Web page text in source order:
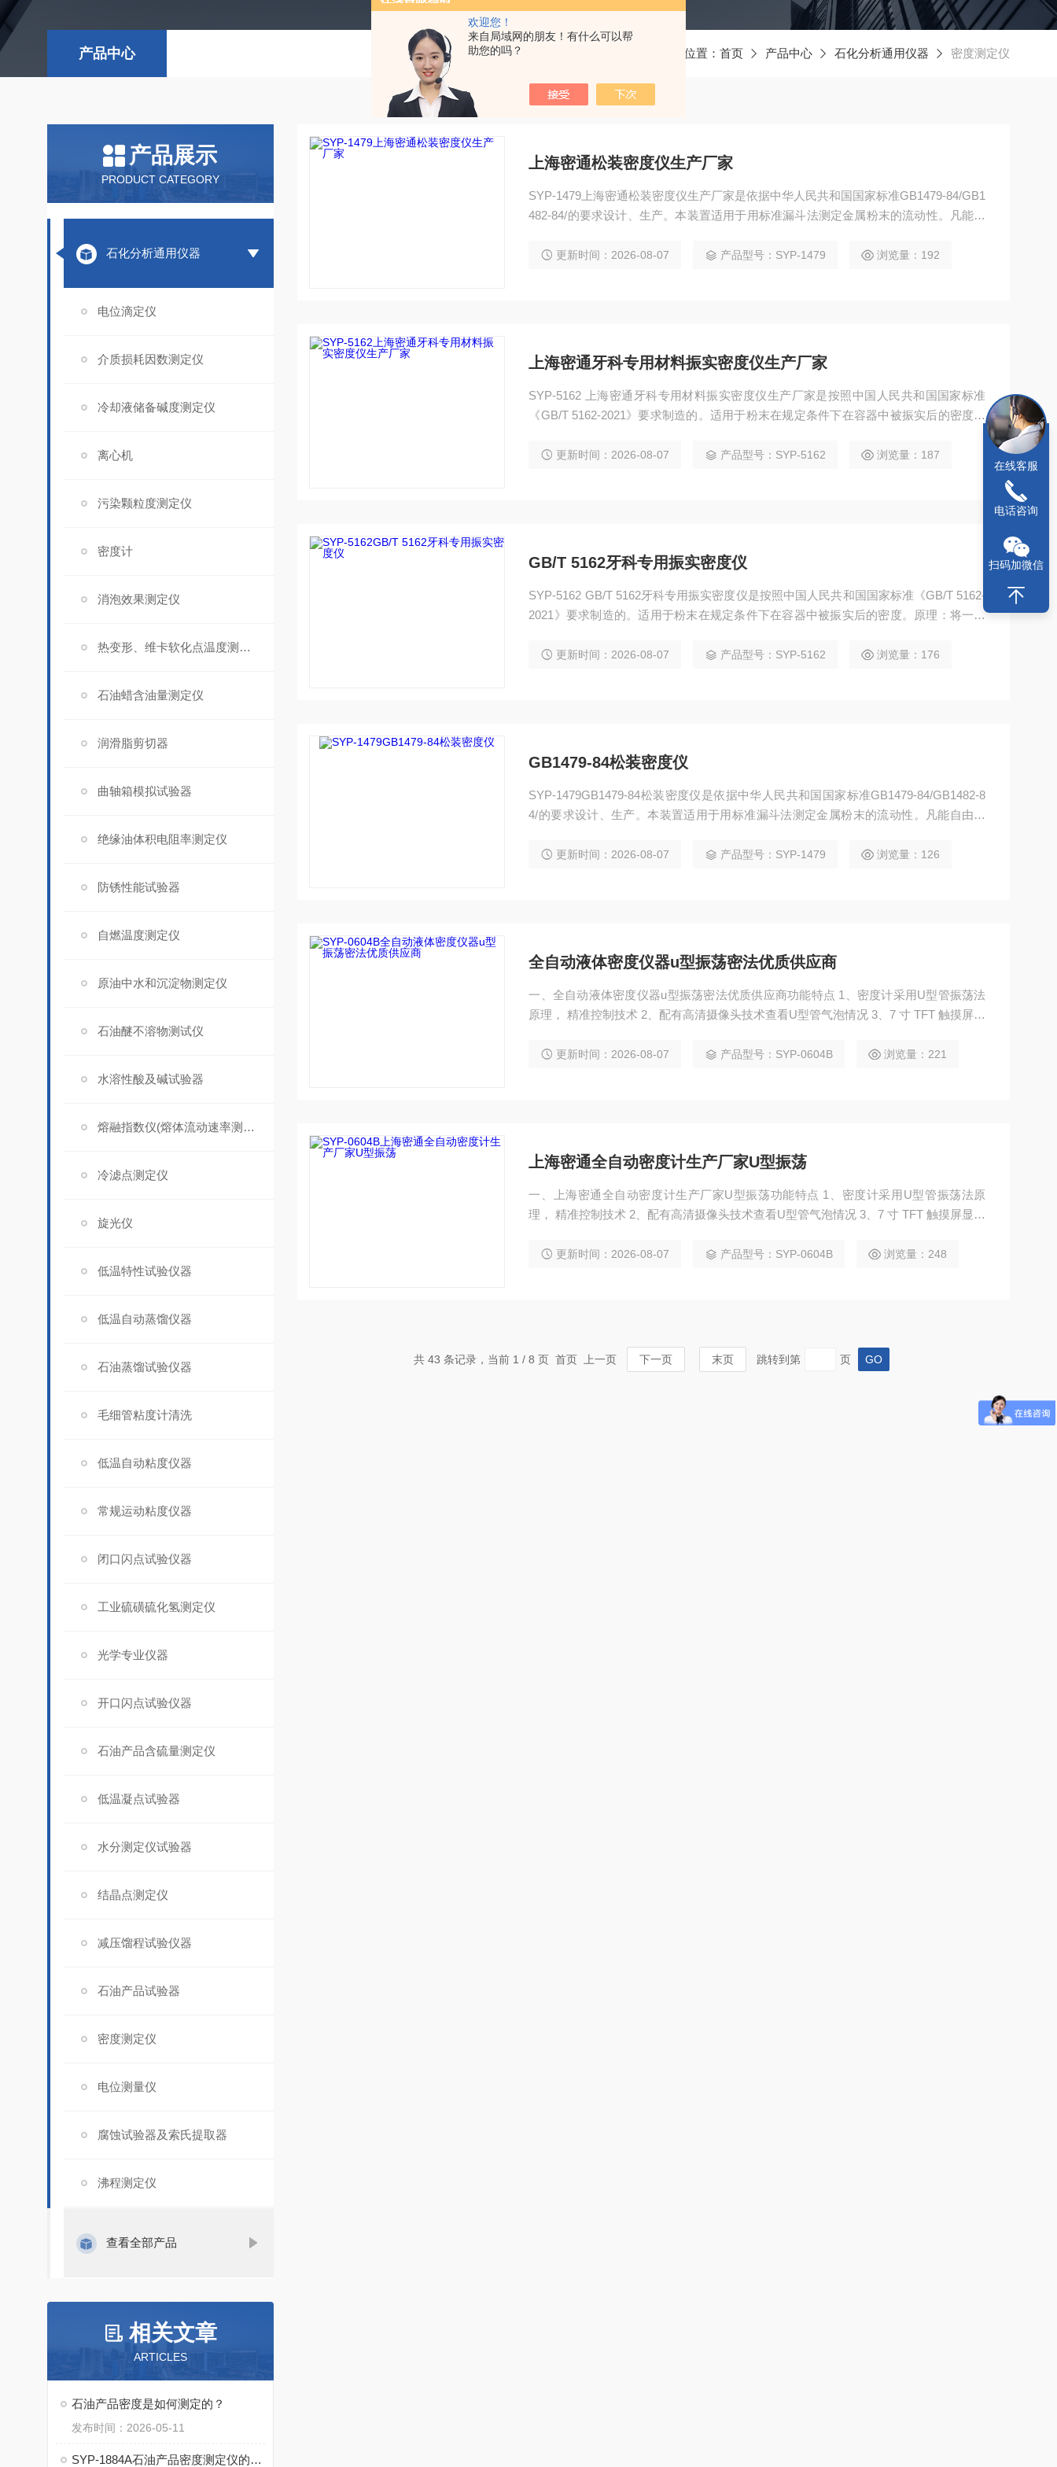
欢迎您！
来自局域网的朋友！有什么可以帮
助您的吗？
产品中心 当前位置： 首页 产品中心 石化分析通用仪器 密度测定仪
产品展示
PRODUCT CATEGORY
石化分析通用仪器
电位滴定仪
介质损耗因数测定仪
冷却液储备碱度测定仪
离心机
污染颗粒度测定仪
密度计
消泡效果测定仪
热变形、维卡软化点温度测定仪
石油蜡含油量测定仪
润滑脂剪切器
曲轴箱模拟试验器
绝缘油体积电阻率测定仪
防锈性能试验器
自燃温度测定仪
原油中水和沉淀物测定仪
石油醚不溶物测试仪
水溶性酸及碱试验器
熔融指数仪(熔体流动速率测定仪)
冷滤点测定仪
旋光仪
低温特性试验仪器
低温自动蒸馏仪器
石油蒸馏试验仪器
毛细管粘度计清洗
低温自动粘度仪器
常规运动粘度仪器
闭口闪点试验仪器
工业硫磺硫化氢测定仪
光学专业仪器
开口闪点试验仪器
石油产品含硫量测定仪
低温凝点试验器
水分测定仪试验器
结晶点测定仪
减压馏程试验仪器
石油产品试验器
密度测定仪
电位测量仪
腐蚀试验器及索氏提取器
沸程测定仪
查看全部产品
相关文章
ARTICLES
石油产品密度是如何测定的？
发布时间：2026-05-11
SYP-1884A石油产品密度测定仪的主要操作步骤
上海密通松装密度仪生产厂家
SYP-1479上海密通松装密度仪生产厂家是依据中华人民共和国国家标准GB1479-84/GB1
482-84/的要求设计、生产。本装置适用于用标准漏斗法测定金属粉末的流动性。凡能自
更新时间：2026-08-07 产品型号：SYP-1479 浏览量：192
上海密通牙科专用材料振实密度仪生产厂家
SYP-5162 上海密通牙科专用材料振实密度仪生产厂家是按照中国人民共和国国家标准
《GB/T 5162-2021》要求制造的。适用于粉末在规定条件下在容器中被振实后的密度。
末的质量除以振实后的体积得到振实密度。
更新时间：2026-08-07 产品型号：SYP-5162 浏览量：187
GB/T 5162牙科专用振实密度仪
SYP-5162 GB/T 5162牙科专用振实密度仪是按照中国人民共和国国家标准《GB/T 5162-
2021》要求制造的。适用于粉末在规定条件下在容器中被振实后的密度。原理：将一定
振实后的体积得到振实密度。
更新时间：2026-08-07 产品型号：SYP-5162 浏览量：176
GB1479-84松装密度仪
SYP-1479GB1479-84松装密度仪是依据中华人民共和国国家标准GB1479-84/GB1482-8
4/的要求设计、生产。本装置适用于用标准漏斗法测定金属粉末的流动性。凡能自由流
更新时间：2026-08-07 产品型号：SYP-1479 浏览量：126
全自动液体密度仪器u型振荡密法优质供应商
一、全自动液体密度仪器u型振荡密法优质供应商功能特点 1、密度计采用U型管振荡法
原理， 精准控制技术 2、配有高清摄像头技术查看U型管气泡情况 3、7 寸 TFT 触摸屏显
品管 6、100 组测试数值自动保存，且可以自动计算平均值，最大值和最小值 7、平滑接 更新时间：2026-08-07 产品型号：SYP-0604B 浏览量：221
上海密通全自动密度计生产厂家U型振荡
一、上海密通全自动密度计生产厂家U型振荡功能特点 1、密度计采用U型管振荡法原
理， 精准控制技术 2、配有高清摄像头技术查看U型管气泡情况 3、7 寸 TFT 触摸屏显示
管 6、100 组测试数值自动保存，且可以自动计算平均值，最大值和最小值 7、平滑接
更新时间：2026-08-07 产品型号：SYP-0604B 浏览量：248
共 43 条记录，当前 1 / 8 页 首页 上一页 下一页 末页 跳转到第 页
在线客服
电话咨询
扫码加微信